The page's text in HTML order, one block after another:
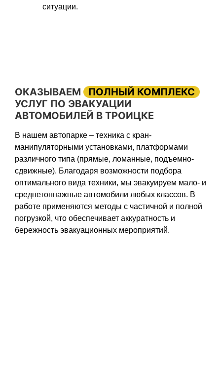
ситуации.
ОКАЗЫВАЕМ
ПОЛНЫЙ КОМПЛЕКС
УСЛУГ ПО ЭВАКУАЦИИ
АВТОМОБИЛЕЙ В ТРОИЦКЕ
В нашем автопарке – техника с кран-
манипуляторными установками, платформами
различного типа (прямые, ломанные, подъемно-
сдвижные). Благодаря возможности подбора
оптимального вида техники, мы эвакуируем мало- и
среднетоннажные автомобили любых классов. В
работе применяются методы с частичной и полной
погрузкой, что обеспечивает аккуратность и
бережность эвакуационных мероприятий.